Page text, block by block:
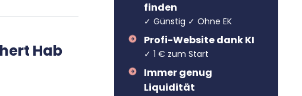
Hab
finden
✓ Günstig ✓ Ohne EK
Profi-Website dank KI
✓ 1 € zum Start
Immer genug
Liquidität